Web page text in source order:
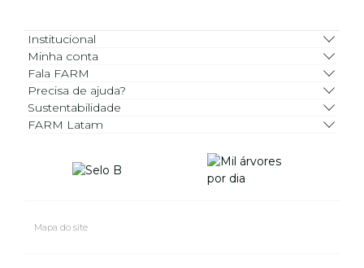
Institucional
Minha conta
Fala FARM
Precisa de ajuda?
Sustentabilidade
FARM Latam
Mapa do site